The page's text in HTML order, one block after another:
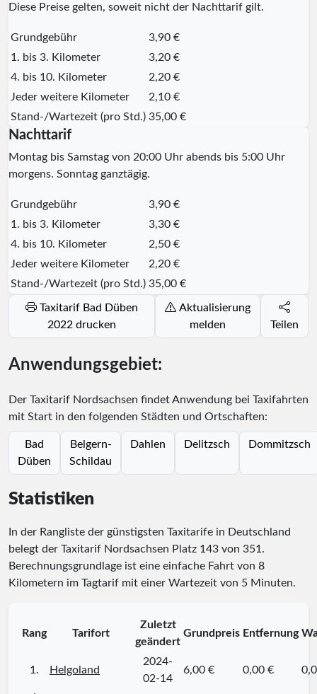
Diese Preise gelten, soweit nicht der Nachttarif gilt.
Grundgebühr
3,90 €
1. bis 3. Kilometer
3,20 €
4. bis 10. Kilometer
2,20 €
Jeder weitere Kilometer
2,10 €
Stand-/Wartezeit (pro Std.) 35,00 €
Nachttarif
Montag bis Samstag von 20:00 Uhr abends bis 5:00 Uhr
morgens. Sonntag ganztägig.
Grundgebühr
3,90 €
1. bis 3. Kilometer
3,30 €
4. bis 10. Kilometer
2,50 €
Jeder weitere Kilometer
2,20 €
Stand-/Wartezeit (pro Std.) 35,00 €
Taxitarif Bad Düben
2022 drucken
Aktualisierung
melden
Teilen
Anwendungsgebiet:
Der Taxitarif Nordsachsen findet Anwendung bei Taxifahrten
mit Start in den folgenden Städten und Ortschaften:
Bad
Düben
Belgern-
Schildau
Dahlen Delitzsch Dommitzsch
Statistiken
In der Rangliste der günstigsten Taxitarife in Deutschland
belegt der Taxitarif Nordsachsen Platz 143 von 351.
Berechnungsgrundlage ist eine einfache Fahrt von 8
Kilometern im Tagtarif mit einer Wartezeit von 5 Minuten.
Rang Tarifort
Zuletzt
geändert
Grundpreis Entfernung
1. Helgoland
2024-
02-14
6,00 € 0,00 €